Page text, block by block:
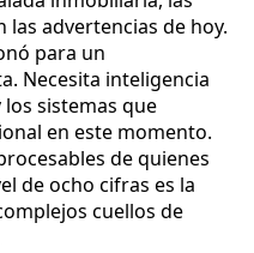
las advertencias de hoy.
para un
Necesita inteligencia
sistemas que
en este momento.
de quienes
de ocho cifras es la
cuellos de